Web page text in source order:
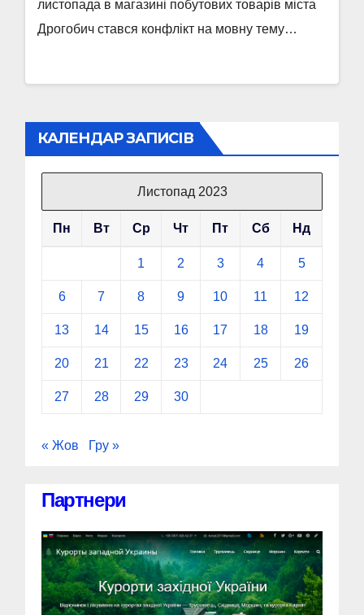
листопада в магазині побутових товарів міста
Дрогобич стався конфлікт на мовну тему…
КАЛЕНДАР ЗАПИСІВ
Листопад 2023
Пн Вт Ср Чт Пт Сб Нд
1 2 3 4 5
6 7 8 9 10 11 12
13 14 15 16 17 18 19
20 21 22 23 24 25 26
27 28 29 30
« Жов Гру »
Партнери